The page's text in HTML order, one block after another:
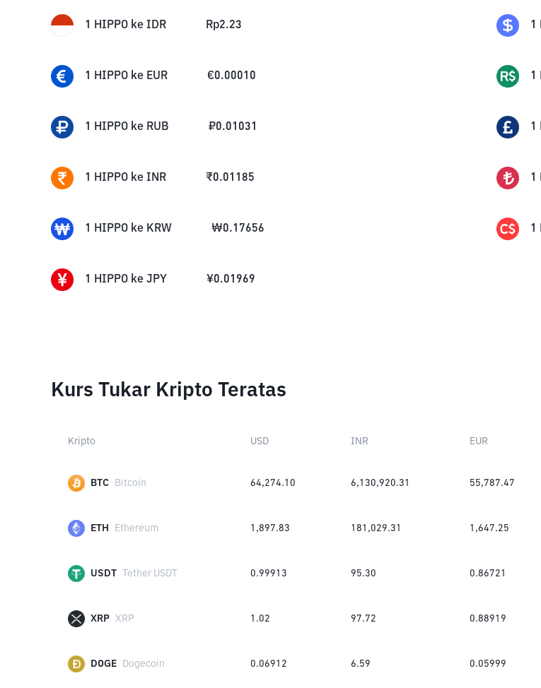
1 HIPPO ke IDR Rp2.23 1
1 HIPPO ke EUR €0.00010 1
1 HIPPO ke RUB ₽0.01031 1
1 HIPPO ke INR ₹0.01185 1
1 HIPPO ke KRW ₩0.17656 1
1 HIPPO ke JPY ¥0.01969
Kurs Tukar Kripto Teratas
Kripto USD INR EUR
BTC Bitcoin 64,274.10 6,130,920.31 55,787.47
ETH Ethereum 1,897.83 181,029.31 1,647.25
USDT Tether USDT 0.99913 95.30 0.86721
XRP XRP 1.02 97.72 0.88919
DOGE Dogecoin 0.06912 6.59 0.05999